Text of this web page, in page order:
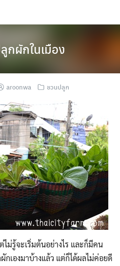
กผักในเมือง
aroonwa ชวนปลูก
ม่รู้จะเริ่มต้นอย่างไร และก็มีคน
เองมาบ้างแล้ว แต่ก็ได้ผลไม่ค่อยดี